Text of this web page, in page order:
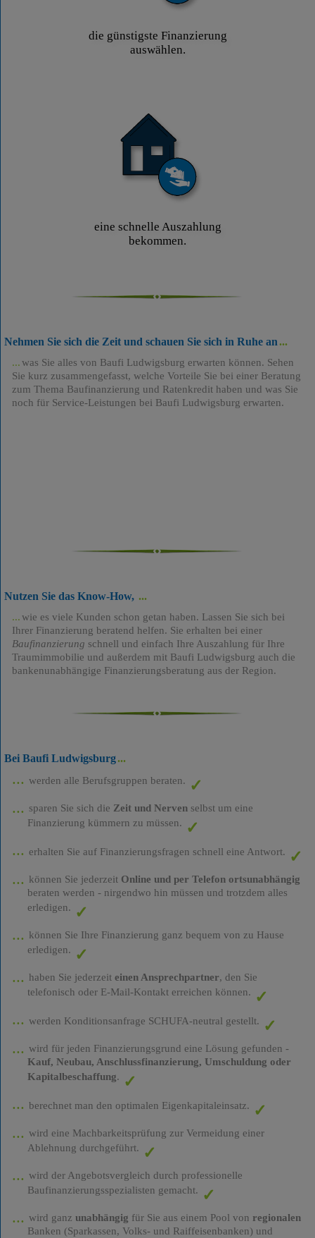
die günstigste Finanzierung
auswählen.
eine schnelle Auszahlung
bekommen.
Nehmen Sie sich die Zeit und schauen Sie sich in Ruhe an
was Sie alles von Baufi Ludwigsburg erwarten können. Sehen
Sie kurz zusammengefasst, welche Vorteile Sie bei einer Beratung
zum Thema Baufinanzierung und Ratenkredit haben und was Sie
noch für Service-Leistungen bei Baufi Ludwigsburg erwarten.
Nutzen Sie das Know-How,
wie es viele Kunden schon getan haben. Lassen Sie sich bei
Ihrer Finanzierung beratend helfen. Sie erhalten bei einer
Baufinanzierung schnell und einfach Ihre Auszahlung für Ihre
Traumimmobilie und außerdem mit Baufi Ludwigsburg auch die
bankenunabhängige Finanzierungsberatung aus der Region.
Bei Baufi Ludwigsburg
werden alle Berufsgruppen beraten.
sparen Sie sich die Zeit und Nervenselbst um eine
Finanzierung kümmern zu müssen.
erhalten Sie auf Finanzierungsfragen schnell eine Antwort.
können Sie jederzeit Online und per Telefon ortsunabhängig
beraten werden - nirgendwo hin müssen und trotzdem alles
erledigen.
können Sie Ihre Finanzierung ganz bequem von zu Hause
erledigen.
haben Sie jederzeit einen Ansprechpartner, den Sie
telefonisch oder E-Mail-Kontakt erreichen können.
werden Konditionsanfrage SCHUFA-neutral gestellt.
wird für jeden Finanzierungsgrund eine Lösung gefunden -
Kauf, Neubau, Anschlussfinanzierung, Umschuldung oder
Kapitalbeschaffung.
berechnet man den optimalen Eigenkapitaleinsatz.
wird eine Machbarkeitsprüfung zur Vermeidung einer
Ablehnung durchgeführt.
wird der Angebotsvergleich durch professionelle
Baufinanzierungsspezialisten gemacht.
wird ganz unabhängig für Sie aus einem Pool von regionalen
Banken (Sparkassen, Volks- und Raiffeisenbanken) und